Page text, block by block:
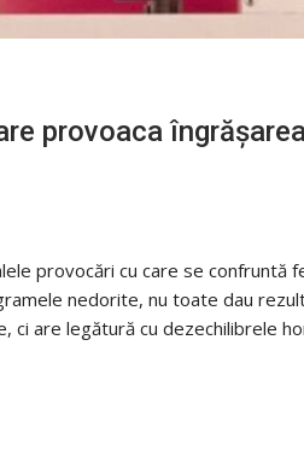
provoaca
provocări cu care se confruntă
nedorite, nu toate dau
ci are legătură cu dezechilibrele